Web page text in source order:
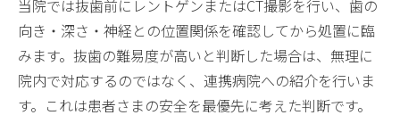
当院では抜歯前にレントゲンまたはCT撮影を行い、歯の
向き・深さ・神経との位置関係を確認してから処置に臨
みます。抜歯の難易度が高いと判断した場合は、無理に
院内で対応するのではなく、連携病院への紹介を行いま
す。これは患者さまの安全を最優先に考えた判断です。